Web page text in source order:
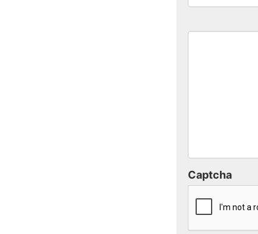
Captcha